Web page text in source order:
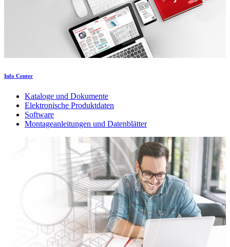
Info Center
Kataloge und Dokumente
Elektronische Produktdaten
Software
Montageanleitungen und Datenblätter